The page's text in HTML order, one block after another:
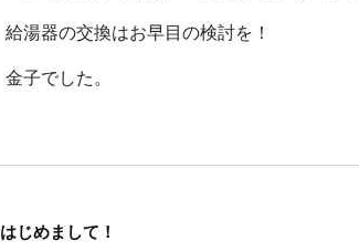
給湯器の交換はお早目の検討を！
金子でした。
はじめまして！